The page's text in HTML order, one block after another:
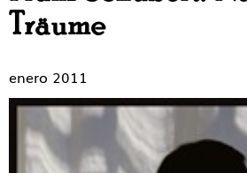
Träume
enero 2011